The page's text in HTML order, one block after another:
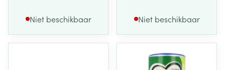
Niet beschikbaar Niet beschikbaar